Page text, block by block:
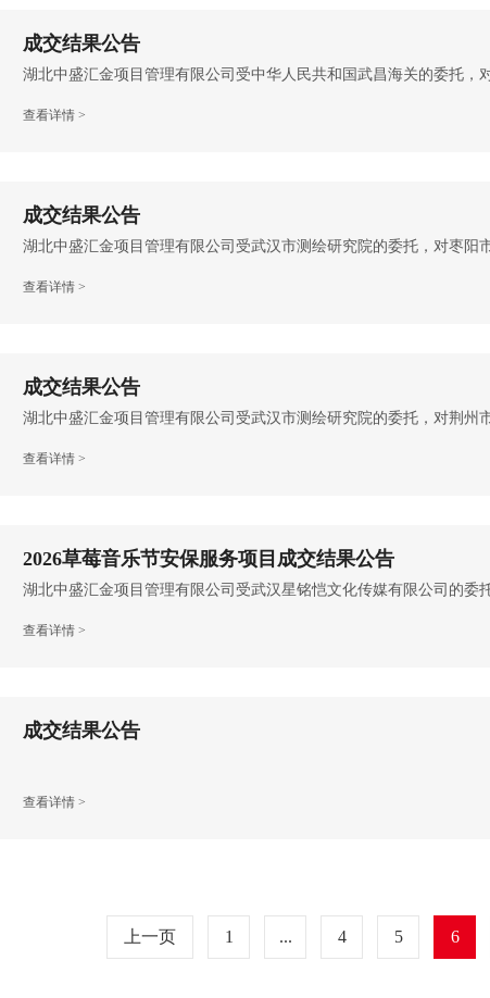
成交结果公告
查看详情 >
成交结果公告
查看详情 >
成交结果公告
查看详情 >
2026草莓音乐节安保服务项目成交结果公告
查看详情 >
成交结果公告
查看详情 >
上一页 1 ... 4 5 6